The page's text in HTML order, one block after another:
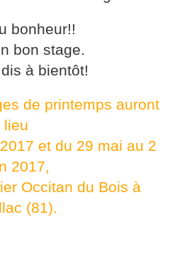
bonheur!!
bon stage.
à bientôt!
de printemps auront
lieu
et du 29 mai au 2
2017,
Occitan du Bois à
(81).